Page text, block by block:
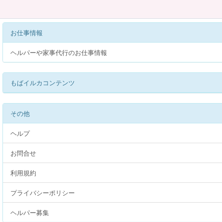
お仕事情報
ヘルパーや家事代行のお仕事情報
もばイルカコンテンツ
その他
ヘルプ
お問合せ
利用規約
プライバシーポリシー
ヘルパー募集